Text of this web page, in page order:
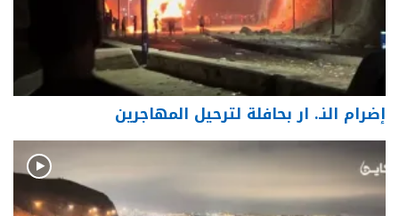
إضرام النـ. ار بحافلة لترحيل المهاجرين